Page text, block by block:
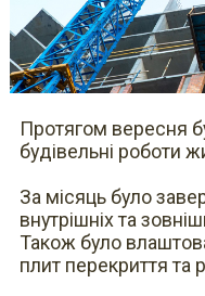
Протягом вересня
будівельні роботи
За місяць було
внутрішніх та
Також було
плит перекриття та